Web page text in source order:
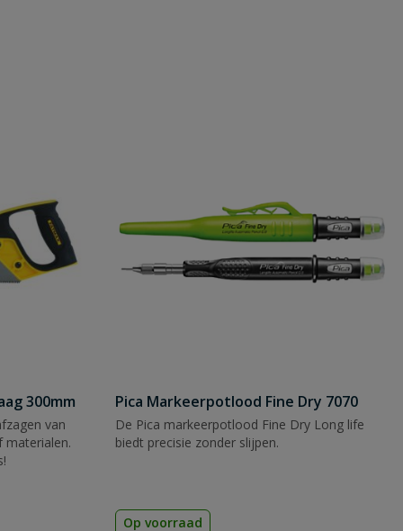
300mm
van
materialen.
Pica Markeerpotlood Fine Dry 7070
De Pica markeerpotlood Fine Dry Long life
biedt precisie zonder slijpen.
Op voorraad